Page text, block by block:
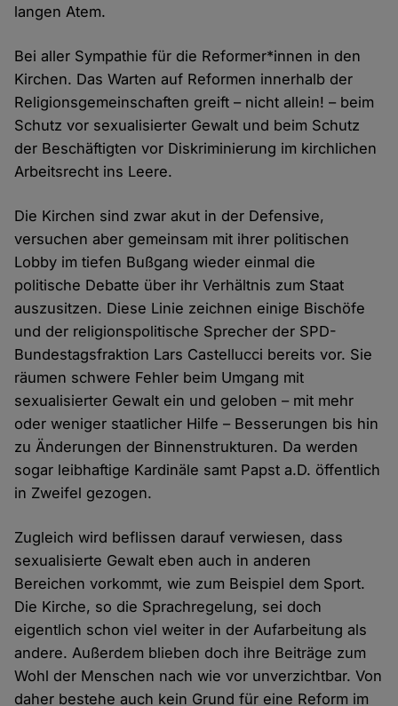
langen Atem.
Bei aller Sympathie für die Reformer*innen in den
Kirchen. Das Warten auf Reformen innerhalb der
Religionsgemeinschaften greift – nicht allein! – beim
Schutz vor sexualisierter Gewalt und beim Schutz
der Beschäftigten vor Diskriminierung im kirchlichen
Arbeitsrecht ins Leere.
Die Kirchen sind zwar akut in der Defensive,
versuchen aber gemeinsam mit ihrer politischen
Lobby im tiefen Bußgang wieder einmal die
politische Debatte über ihr Verhältnis zum Staat
auszusitzen. Diese Linie zeichnen einige Bischöfe
und der religionspolitische Sprecher der SPD-
Bundestagsfraktion Lars Castellucci bereits vor. Sie
räumen schwere Fehler beim Umgang mit
sexualisierter Gewalt ein und geloben – mit mehr
oder weniger staatlicher Hilfe – Besserungen bis hin
zu Änderungen der Binnenstrukturen. Da werden
sogar leibhaftige Kardinäle samt Papst a.D. öffentlich
in Zweifel gezogen.
Zugleich wird beflissen darauf verwiesen, dass
sexualisierte Gewalt eben auch in anderen
Bereichen vorkommt, wie zum Beispiel dem Sport.
Die Kirche, so die Sprachregelung, sei doch
eigentlich schon viel weiter in der Aufarbeitung als
andere. Außerdem blieben doch ihre Beiträge zum
Wohl der Menschen nach wie vor unverzichtbar. Von
daher bestehe auch kein Grund für eine Reform im